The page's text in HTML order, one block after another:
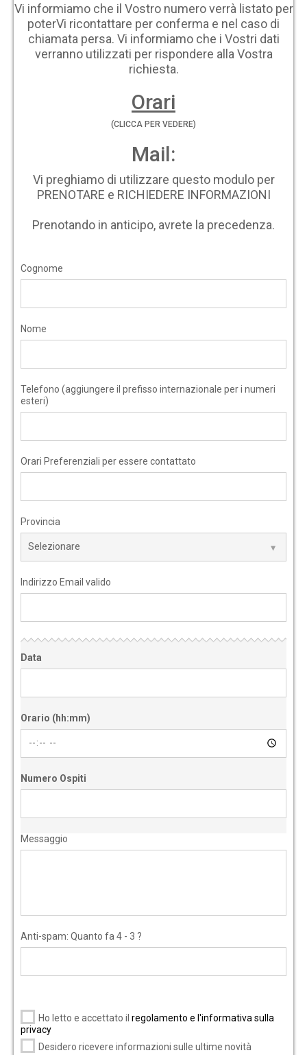
Vi informiamo che il Vostro numero verrà listato per
poterVi ricontattare per conferma e nel caso di
chiamata persa. Vi informiamo che i Vostri dati
verranno utilizzati per rispondere alla Vostra
richiesta.
Orari
(CLICCA PER VEDERE)
Mail:
Vi preghiamo di utilizzare questo modulo per
PRENOTARE e RICHIEDERE INFORMAZIONI
Prenotando in anticipo, avrete la precedenza.
Cognome
Nome
Telefono (aggiungere il prefisso internazionale per i numeri
esteri)
Orari Preferenziali per essere contattato
Provincia
Indirizzo Email valido
Data
Orario (hh:mm)
Numero Ospiti
Messaggio
Anti-spam: Quanto fa 4 - 3 ?
Ho letto e accettato il regolamento e l'informativa sulla
privacy
Desidero ricevere informazioni sulle ultime novità